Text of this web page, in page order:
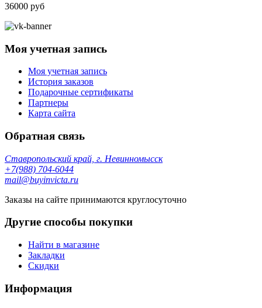
36000 руб
Моя учетная запись
Моя учетная запись
История заказов
Подарочные сертификаты
Партнеры
Карта сайта
Обратная связь
Ставропольский край, г. Невинномысск
+7(988) 704-6044
mail@buyinvicta.ru
Заказы на сайте принимаются круглосуточно
Другие способы покупки
Найти в магазине
Закладки
Скидки
Информация